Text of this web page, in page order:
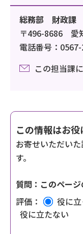
総務部 財政課
〒496-8686 愛
電話番号：
この担当課
この情報はお
お寄せいただい
す。
質問：このペー
評価：
役に
役に立たない